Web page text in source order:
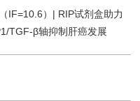
IF=10.6）| RIP试剂盒助力
TGF-β轴抑制肝癌发展